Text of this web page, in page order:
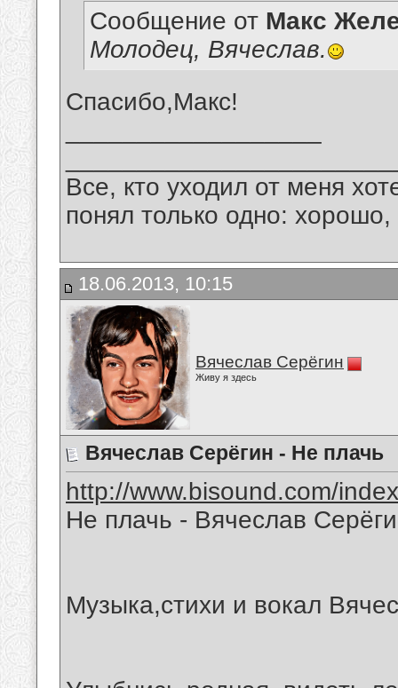
Сообщение от Макс
Молодец, Вячеслав.
Спасибо,Макс!
Все, кто уходил от меня
понял только одно:
18.06.2013, 10:15
Вячеслав Серёгин
Живу я здесь
Вячеслав Серёгин - Не плачь
http://www.bisound.com/
Не плачь - Вячеслав
Музыка,стихи и вокал